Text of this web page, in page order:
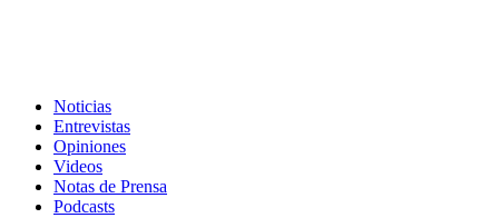
Noticias
Entrevistas
Opiniones
Videos
Notas de Prensa
Podcasts